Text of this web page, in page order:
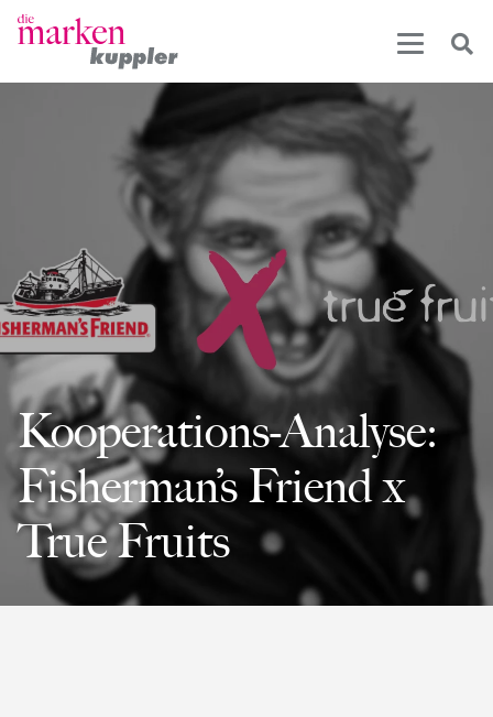
Kooperations-Analyse:
Fisherman’s Friend x
True Fruits